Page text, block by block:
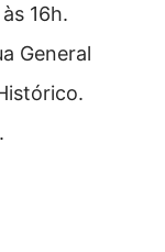
16h.
General